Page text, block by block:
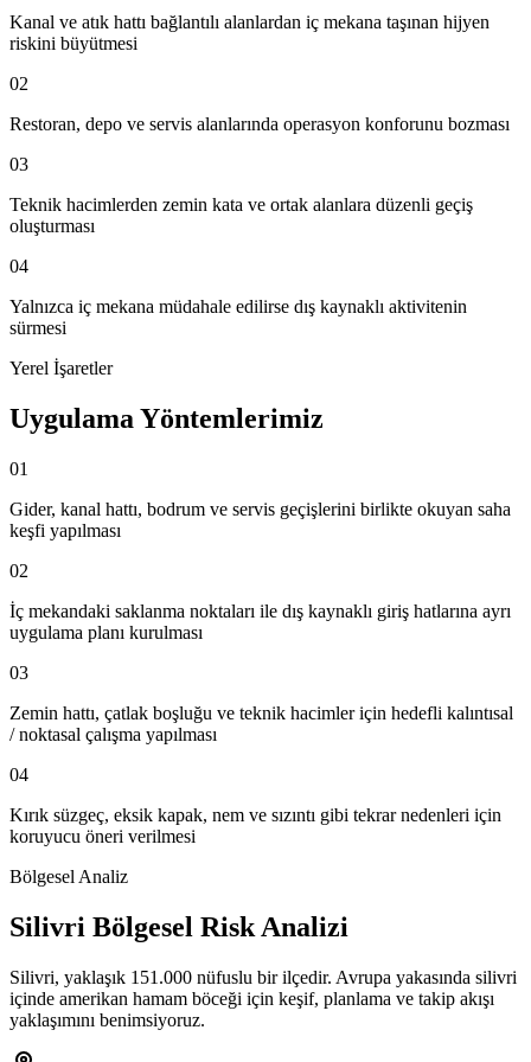
Kanal ve atık hattı bağlantılı alanlardan iç mekana taşınan hijyen
riskini büyütmesi
02
Restoran, depo ve servis alanlarında operasyon konforunu bozması
03
Teknik hacimlerden zemin kata ve ortak alanlara düzenli geçiş
oluşturması
04
Yalnızca iç mekana müdahale edilirse dış kaynaklı aktivitenin
sürmesi
Yerel İşaretler
Uygulama Yöntemlerimiz
01
Gider, kanal hattı, bodrum ve servis geçişlerini birlikte okuyan saha
keşfi yapılması
02
İç mekandaki saklanma noktaları ile dış kaynaklı giriş hatlarına ayrı
uygulama planı kurulması
03
Zemin hattı, çatlak boşluğu ve teknik hacimler için hedefli kalıntısal
/ noktasal çalışma yapılması
04
Kırık süzgeç, eksik kapak, nem ve sızıntı gibi tekrar nedenleri için
koruyucu öneri verilmesi
Bölgesel Analiz
Silivri Bölgesel Risk Analizi
Silivri, yaklaşık 151.000 nüfuslu bir ilçedir. Avrupa yakasında silivri
içinde amerikan hamam böceği için keşif, planlama ve takip akışı
yaklaşımını benimsiyoruz.